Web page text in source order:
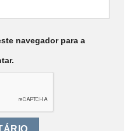
navegador para a